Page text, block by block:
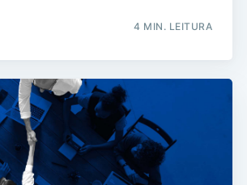
4 MIN. LEITURA